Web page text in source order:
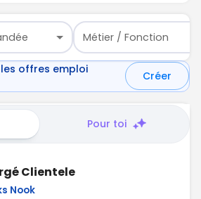
Métier / Fonction
offres emploi
Créer
Pour toi
Clientele
Nook